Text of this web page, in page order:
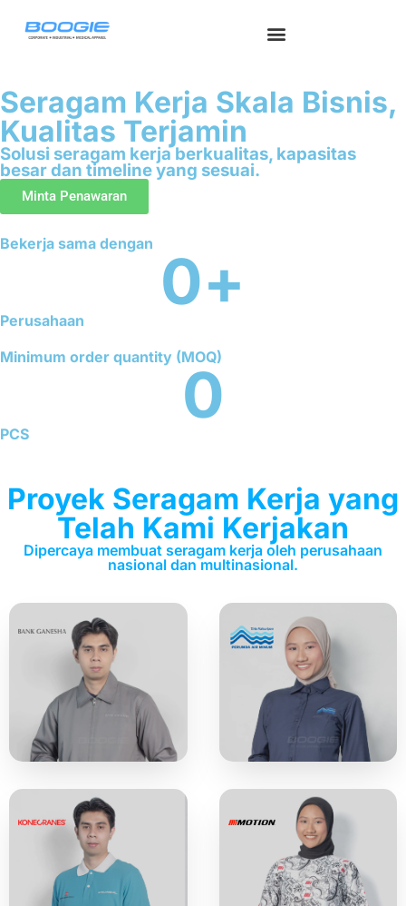
Seragam Kerja Skala Bisnis,
Kualitas Terjamin
Solusi seragam kerja berkualitas, kapasitas
besar dan timeline yang sesuai.
Minta Penawaran
Bekerja sama dengan 0+
Perusahaan
Minimum order quantity (MOQ)
0
PCS
Proyek Seragam Kerja yang
Telah Kami Kerjakan
Dipercaya membuat seragam kerja oleh perusahaan
nasional dan multinasional.